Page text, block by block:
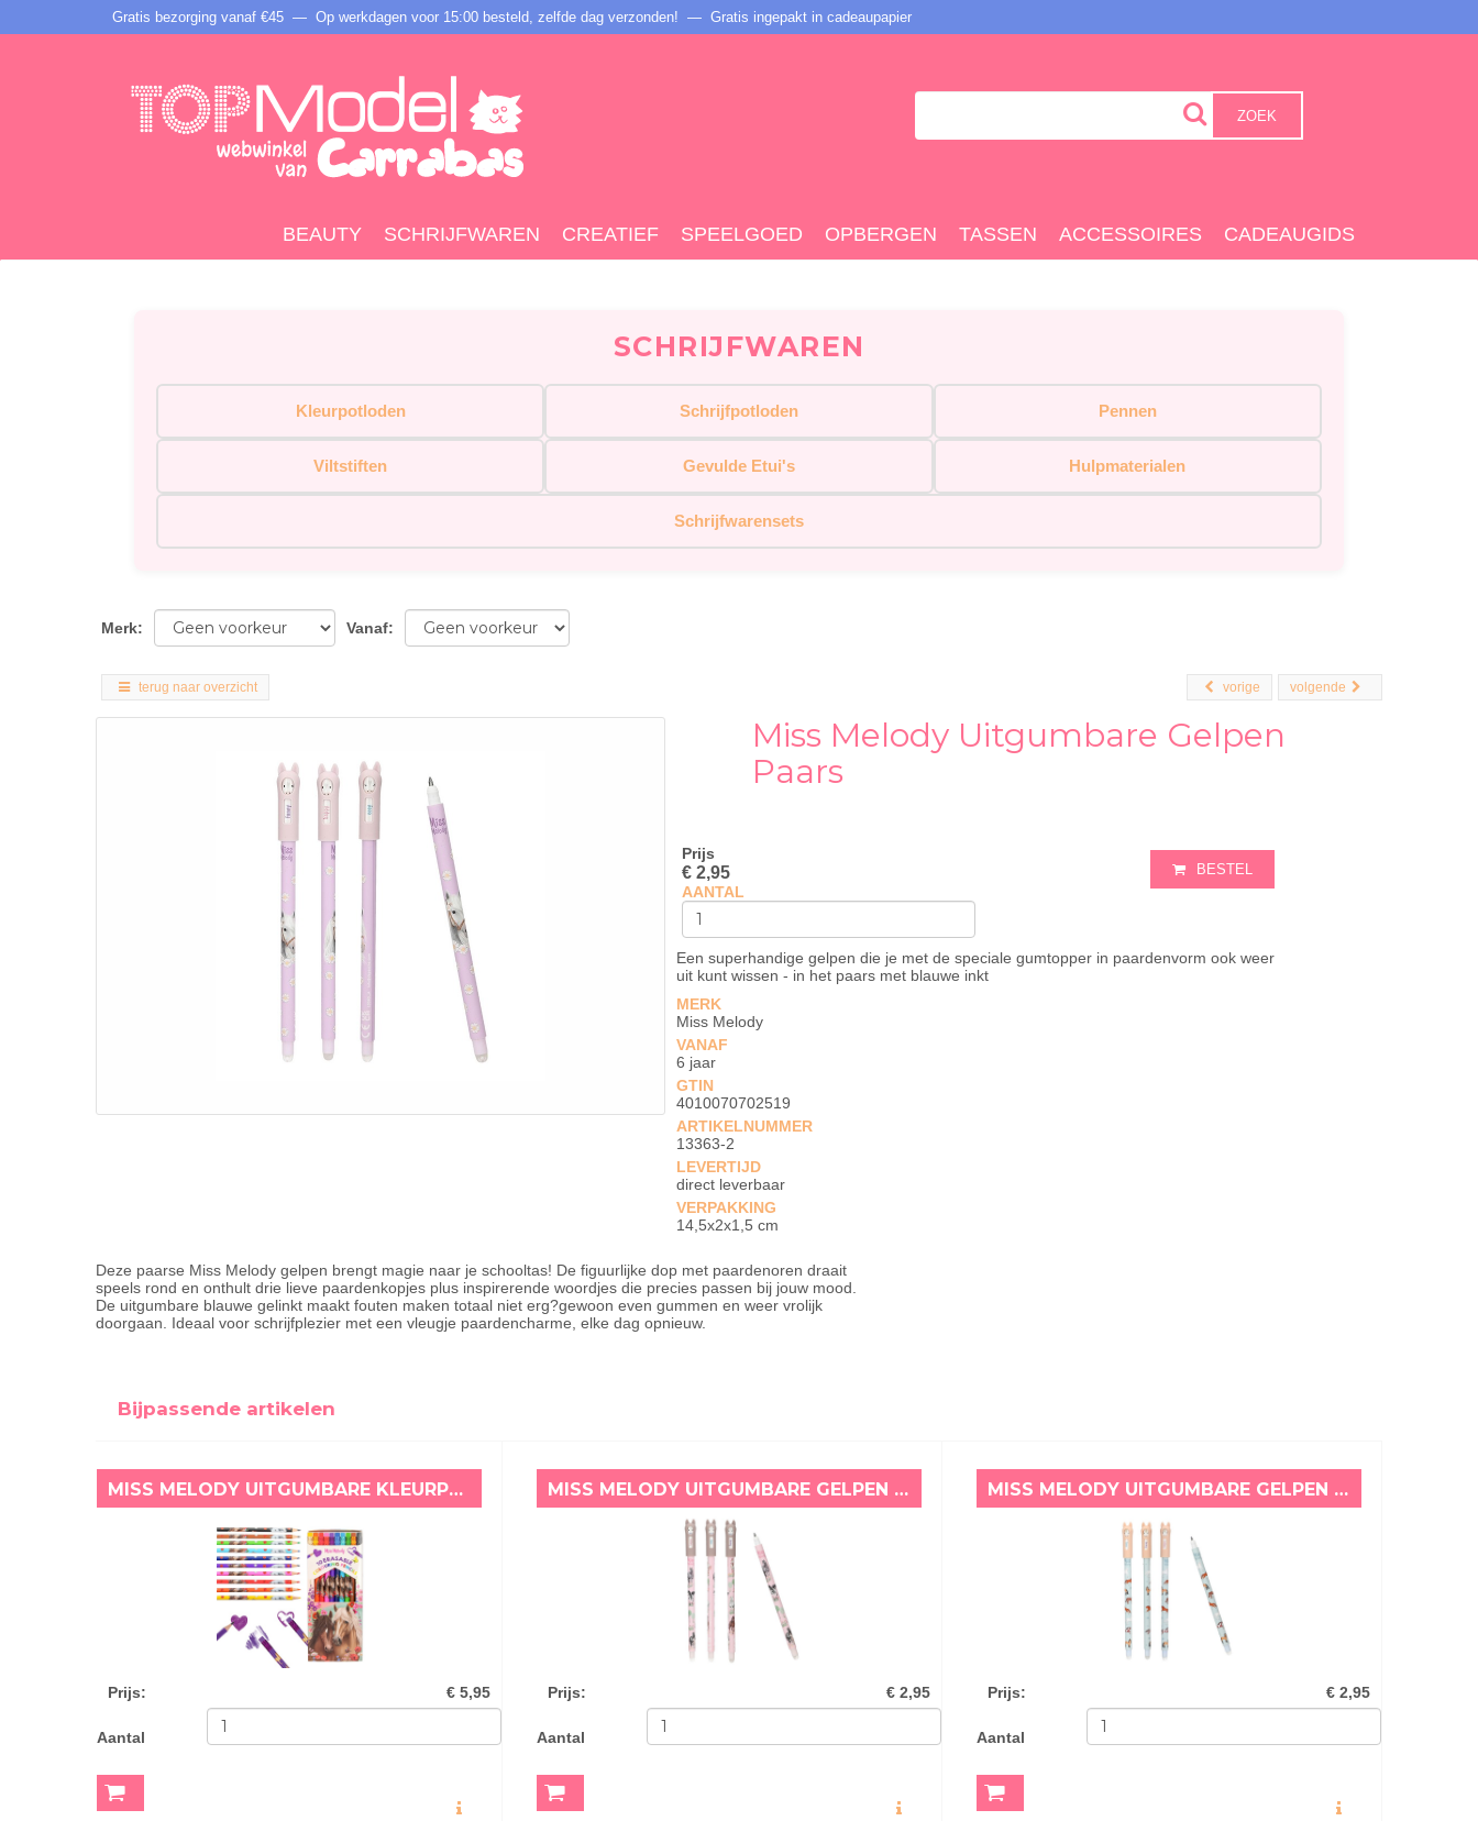
Gratis bezorging vanaf €45 — Op werkdagen voor 15:00 besteld, zelfde dag verzonden! — Gratis ingepakt in cadeaupapier
ZOEK
BEAUTY SCHRIJFWAREN CREATIEF SPEELGOED OPBERGEN TASSEN ACCESSOIRES CADEAUGIDS
SCHRIJFWAREN
Kleurpotloden Schrijfpotloden Pennen
Viltstiften Gevulde Etui's Hulpmaterialen
Schrijfwarensets
Merk: Vanaf:
terug naar overzicht volgende
vorige
Miss Melody Uitgumbare Gelpen
Paars
Prijs
€ 2,95
AANTAL
BESTEL
Een superhandige gelpen die je met de speciale gumtopper in paardenvorm ook weer
uit kunt wissen - in het paars met blauwe inkt
MERK
Miss Melody
VANAF
6 jaar
GTIN
4010070702519
ARTIKELNUMMER
13363-2
LEVERTIJD
direct leverbaar
VERPAKKING
14,5x2x1,5 cm
Deze paarse Miss Melody gelpen brengt magie naar je schooltas! De figuurlijke dop met paardenoren draait
speels rond en onthult drie lieve paardenkopjes plus inspirerende woordjes die precies passen bij jouw mood.
De uitgumbare blauwe gelinkt maakt fouten maken totaal niet erg?gewoon even gummen en weer vrolijk
doorgaan. Ideaal voor schrijfplezier met een vleugje paardencharme, elke dag opnieuw.
Bijpassende artikelen
MISS MELODY UITGUMBARE KLEURPOTLODEN BLOEMEN
Prijs: € 5,95
Aantal
MISS MELODY UITGUMBARE GELPEN ROZE
Prijs: € 2,95
Aantal
MISS MELODY UITGUMBARE GELPEN BLAUW
Prijs: € 2,95
Aantal